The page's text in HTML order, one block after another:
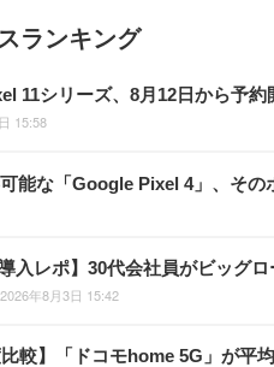
ランキング
11シリーズ、8月12日から予
15:58
能な「Google Pixel 4」、その
導入レポ】30代会社員がビッグ
2026年8月3日 15:42
比較】「ドコモhome 5G」が平